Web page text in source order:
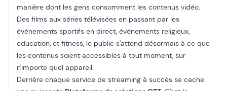
manière dont les gens consomment les contenus vidéo.
Des films aux séries télévisées en passant par les
événements sportifs en direct, événements religieux,
education, et fitness, le public s'attend désormais à ce que
les contenus soient accessibles à tout moment, sur
n'importe quel appareil.
Derrière chaque service de streaming à succès se cache